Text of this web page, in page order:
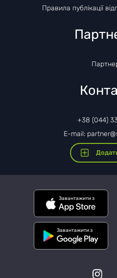
Правила публікації
+38 (044)
E-mail:
Завантажити з
Завантажити з